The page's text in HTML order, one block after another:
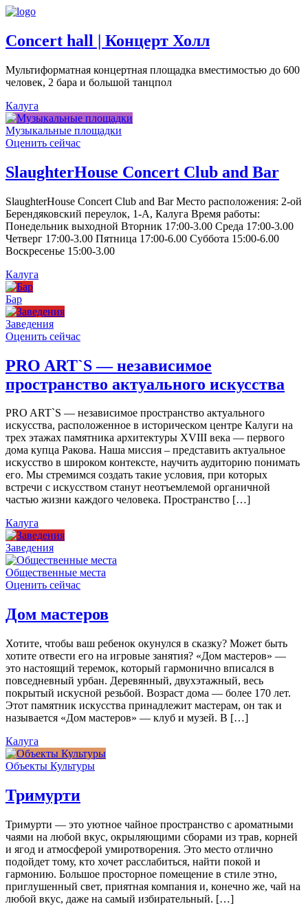
Concert hall | Концерт Холл
Мультиформатная концертная площадка вместимостью до 600
человек, 2 бара и большой танцпол
Калуга
Музыкальные площадки
Оценить сейчас
SlaughterHouse Concert Club and Bar
SlaughterHouse Concert Club and Bar Место расположения: 2-ой
Берендяковский переулок, 1-А, Калуга Время работы:
Понедельник выходной Вторник 17:00-3.00 Среда 17:00-3.00
Четверг 17:00-3.00 Пятница 17:00-6.00 Суббота 15:00-6.00
Воскресенье 15:00-3.00
Калуга
Бар
Заведения
Оценить сейчас
PRO ART`S — независимое
пространство актуального искусства
PRO ART`S — независимое пространство актуального
искусства, расположенное в историческом центре Калуги на
трех этажах памятника архитектуры XVIII века — первого
дома купца Ракова. Наша миссия – представить актуальное
искусство в широком контексте, научить аудиторию понимать
его. Мы стремимся создать такие условия, при которых
встречи с искусством станут неотъемлемой органичной
частью жизни каждого человека. Пространство […]
Калуга
Заведения
Общественные места
Оценить сейчас
Дом мастеров
Хотите, чтобы ваш ребенок окунулся в сказку? Может быть
хотите отвести его на игровые занятия? «Дом мастеров» —
это настоящий теремок, который гармонично вписался в
повседневный урбан. Деревянный, двухэтажный, весь
покрытый искусной резьбой. Возраст дома — более 170 лет.
Этот памятник искусства принадлежит мастерам, он так и
называется «Дом мастеров» — клуб и музей. В […]
Калуга
Объекты Культуры
Тримурти
Тримурти — это уютное чайное пространство с ароматными
чаями на любой вкус, окрыляющими сборами из трав, корней
и ягод и атмосферой умиротворения. Это место отлично
подойдет тому, кто хочет расслабиться, найти покой и
гармонию. Большое просторное помещение в стиле этно,
приглушенный свет, приятная компания и, конечно же, чай на
любой вкус, даже на самый избирательный. […]